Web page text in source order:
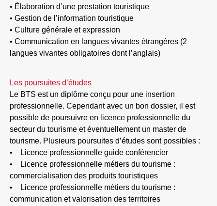
• Élaboration d’une prestation touristique
• Gestion de l’information touristique
• Culture générale et expression
• Communication en langues vivantes étrangères (2
langues vivantes obligatoires dont l’anglais)
Les poursuites d’études
Le BTS est un diplôme conçu pour une insertion
professionnelle. Cependant avec un bon dossier, il est
possible de poursuivre en licence professionnelle du
secteur du tourisme et éventuellement un master de
tourisme. Plusieurs poursuites d’études sont possibles :
• Licence professionnelle guide conférencier
• Licence professionnelle métiers du tourisme :
commercialisation des produits touristiques
• Licence professionnelle métiers du tourisme :
communication et valorisation des territoires